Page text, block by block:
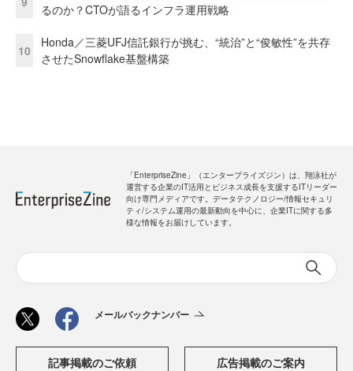
るのか？CTOが語るインフラ運用戦略
10
Honda／三菱UFJ信託銀行が挑む、“統治”と“俊敏性”を共存
させたSnowflake基盤構築
「EnterpriseZine」（エンタープライズジン）は、翔泳社が
運営する企業のIT活用とビジネス成長を支援するITリーダー
向け専門メディアです。データテクノロジー/情報セキュリ
ティ/システム運用の最新動向を中心に、企業ITに関する多
様な情報をお届けしています。
メールバックナンバー
記事掲載のご依頼 広告掲載のご案内